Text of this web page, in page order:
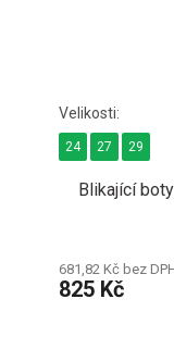
Blikající
681,82 Kč bez
825 Kč
24 27 29